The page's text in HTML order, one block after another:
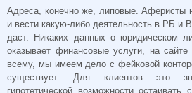
Адреса, конечно же, липовые. Аферисты
и вести какую-либо деятельность в РБ и
даст. Никаких данных о юридическом
оказывает финансовые услуги, на сайте
всему, мы имеем дело с фейковой
существует. Для клиентов это
гипотетической возможности